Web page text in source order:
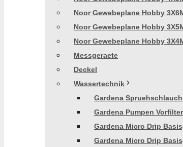
Noor Gewebeplane Hobby
Noor Gewebeplane Hobby
Noor Gewebeplane Hobby
Messgeraete
Deckel
Wassertechnik
Gardena Spruehschlauch
Gardena Pumpen
Gardena Micro Drip
Gardena Micro Drip